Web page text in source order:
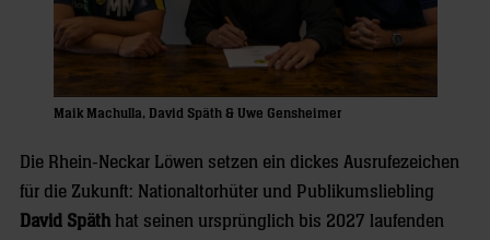
Maik Machulla, David Späth & Uwe Gensheimer
Die Rhein-Neckar Löwen setzen ein dickes Ausrufezeichen
für die Zukunft: Nationaltorhüter und Publikumsliebling
David Späth hat seinen ursprünglich bis 2027 laufenden